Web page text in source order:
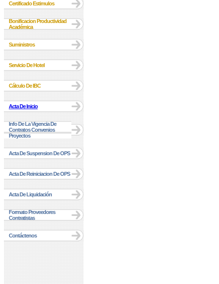
Certificado Estimulos
Bonificacion Productividad
Académica
Suministros
Servicio De Hotel
Cálculo De IBC
Acta De Inicio
Info De La Vigencia De
Contratos Convenios
Proyectos
Acta De Suspension De OPS
Acta De Reiniciacion De OPS
Acta De Liquidación
Formato Proveedores
Contratistas
Contáctenos